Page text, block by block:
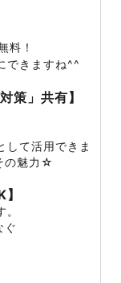
料！
できますね^^
策」共有】
して活用できま
の魅力☆
ぐ